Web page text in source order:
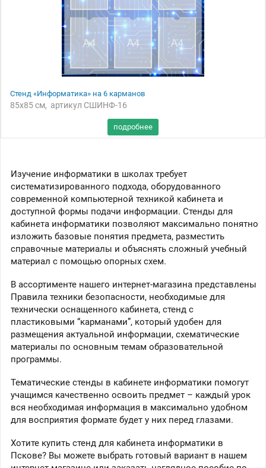
Стенд «Информатика» на 6 карманов
85x85 см, артикул СШИНФ-16
Изучение информатики в школах требует
систематизированного подхода, оборудованного
современной компьютерной техникой кабинета и
доступной формы подачи информации. Стенды для
кабинета информатики позволяют максимально понятно
изложить базовые понятия предмета, разместить
справочные материалы и объяснять сложный учебный
материал с помощью опорных схем.
В ассортименте нашего интернет-магазина представлены
Правила техники безопасности, необходимые для
технически оснащенного кабинета, стенд с
пластиковыми “карманами”, который удобен для
размещения актуальной информации, схематические
материалы по основным темам образовательной
программы.
Тематические стенды в кабинете информатики помогут
учащимся качественно освоить предмет – каждый урок
вся необходимая информация в максимально удобном
для восприятия формате будет у них перед глазами.
Хотите купить стенд для кабинета информатики в
Пскове? Вы можете выбрать готовый вариант в нашем